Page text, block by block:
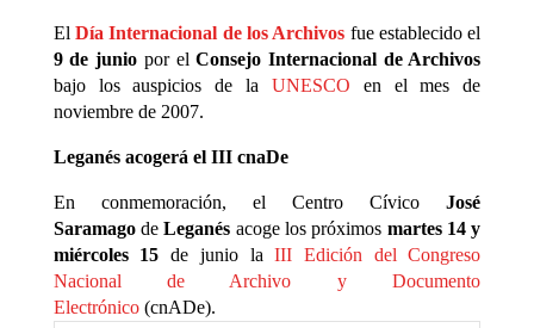
El Día Internacional de los Archivos fue establecido el
9 de junio por elConsejo Internacional de Archivos
bajo los auspicios de la UNESCO en el mes de
noviembre de 2007.
Leganés acogerá el III cnaDe
En conmemoración, el Centro CívicoJosé
SaramagodeLeganés acoge los próximos martes 14 y
miércoles 15 de junio laIII Edición del Congreso
Nacional de Archivo y Documento
Electrónico(cnADe).